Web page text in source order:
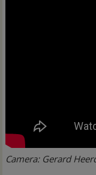
Camera: Gerard